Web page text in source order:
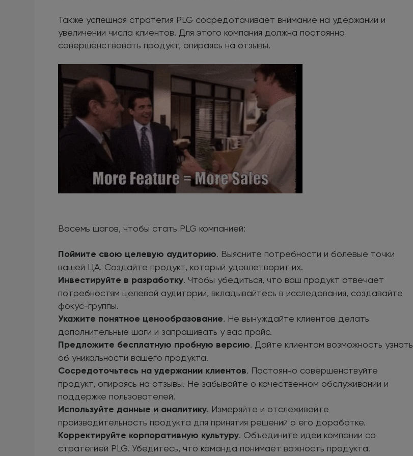
Также успешная стратегия PLG сосредотачивает внимание на удержании и
увеличении числа клиентов. Для этого компания должна постоянно
совершенствовать продукт, опираясь на отзывы.
Восемь шагов, чтобы стать PLG компанией:
Поймите свою целевую аудиторию. Выясните потребности и болевые точки
вашей ЦА. Создайте продукт, который удовлетворит их.
Инвестируйте в разработку. Чтобы убедиться, что ваш продукт отвечает
потребностям целевой аудитории, вкладывайтесь в исследования, создавайте
фокус-группы.
Укажите понятное ценообразование. Не вынуждайте клиентов делать
дополнительные шаги и запрашивать у вас прайс.
Предложите бесплатную пробную версию. Дайте клиентам возможность узнать
об уникальности вашего продукта.
Сосредоточьтесь на удержании клиентов. Постоянно совершенствуйте
продукт, опираясь на отзывы. Не забывайте о качественном обслуживании и
поддержке пользователей.
Используйте данные и аналитику. Измеряйте и отслеживайте
производительность продукта для принятия решений о его доработке.
Корректируйте корпоративную культуру. Объедините идеи компании со
стратегией PLG. Убедитесь, что команда понимает важность продукта.